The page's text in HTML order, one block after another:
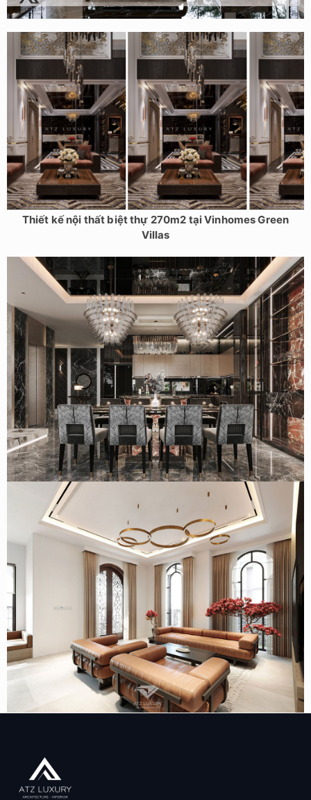
Ninh – Anh Hải
Thiết kế nội thất biệt thự 270m2 tại Vinhomes Green
Villas
Mẫu thiết kế nội thất biệt thự Luxury 500m2 – Anh chị
Huy/Hạnh – Hà Nội
Thiết kế nội thất biệt thự Vinhome Ocean Park 195m2 –
Chú Niễm – Hà Nội